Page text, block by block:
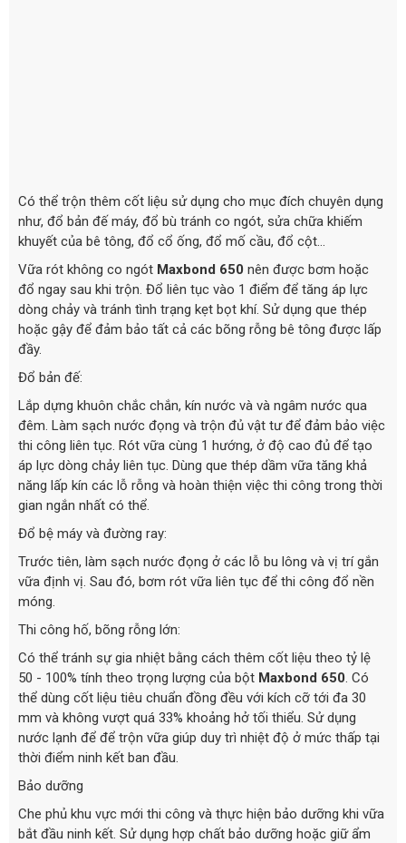
Có thể trộn thêm cốt liệu sử dụng cho mục đích chuyên dụng
như, đổ bản đế máy, đổ bù tránh co ngót, sửa chữa khiếm
khuyết của bê tông, đổ cổ ống, đổ mố cầu, đổ cột...
Vữa rót không co ngót Maxbond 650 nên được bơm hoặc
đổ ngay sau khi trộn. Đổ liên tục vào 1 điểm để tăng áp lực
dòng chảy và tránh tình trạng kẹt bọt khí. Sử dụng que thép
hoặc gậy để đảm bảo tất cả các bõng rỗng bê tông được lấp
đầy.
Đổ bản đế:
Lắp dựng khuôn chắc chắn, kín nước và và ngâm nước qua
đêm. Làm sạch nước đọng và trộn đủ vật tư để đảm bảo việc
thi công liên tục. Rót vữa cùng 1 hướng, ở độ cao đủ để tạo
áp lực dòng chảy liên tục. Dùng que thép dầm vữa tăng khả
năng lấp kín các lỗ rỗng và hoàn thiện việc thi công trong thời
gian ngắn nhất có thể.
Đổ bệ máy và đường ray:
Trước tiên, làm sạch nước đọng ở các lỗ bu lông và vị trí gắn
vữa định vị. Sau đó, bơm rót vữa liên tục để thi công đổ nền
móng.
Thi công hố, bõng rỗng lớn:
Có thể tránh sự gia nhiệt bằng cách thêm cốt liệu theo tỷ lệ
50 - 100% tính theo trọng lượng của bột Maxbond 650 . Có
thể dùng cốt liệu tiêu chuẩn đồng đều với kích cỡ tới đa 30
mm và không vượt quá 33% khoảng hở tối thiểu. Sử dụng
nước lạnh để để trộn vữa giúp duy trì nhiệt độ ở mức thấp tại
thời điểm ninh kết ban đầu.
Bảo dưỡng
Che phủ khu vực mới thi công và thực hiện bảo dưỡng khi vữa
bắt đầu ninh kết. Sử dụng hợp chất bảo dưỡng hoặc giữ ẩm